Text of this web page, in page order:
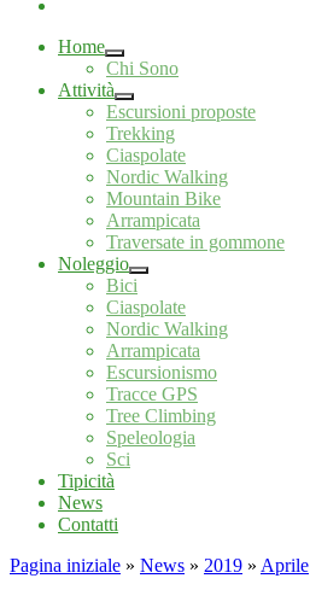
Home
Chi Sono
Attività
Escursioni proposte
Trekking
Ciaspolate
Nordic Walking
Mountain Bike
Arrampicata
Traversate in gommone
Noleggio
Bici
Ciaspolate
Nordic Walking
Arrampicata
Escursionismo
Tracce GPS
Tree Climbing
Speleologia
Sci
Tipicità
News
Contatti
Pagina iniziale » News » 2019 » Aprile